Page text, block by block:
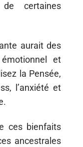
certaines
aurait des
et
la Pensée,
l’anxiété et
ces bienfaits
ancestrales